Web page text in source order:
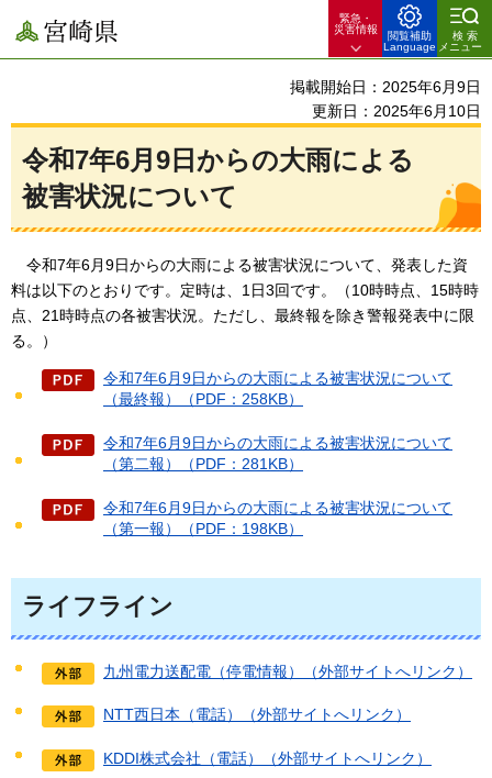
宮崎県
緊急・
災害情報
閲覧補助
Language
検索
メニュー
掲載開始日：2025年6月9日
更新日：2025年6月10日
令和7年6月9日からの大雨による
被害状況について
令和7年6月9日からの大雨による被害状況について、発表した資
料は以下のとおりです。定時は、1日3回です。（10時時点、15時時
点、21時時点の各被害状況。ただし、最終報を除き警報発表中に限
る。）
令和7年6月9日からの大雨による被害状況について
（最終報）（PDF：258KB）
令和7年6月9日からの大雨による被害状況について
（第二報）（PDF：281KB）
令和7年6月9日からの大雨による被害状況について
（第一報）（PDF：198KB）
ライフライン
九州電力送配電（停電情報）（外部サイトへリンク）
NTT西日本（電話）（外部サイトへリンク）
KDDI株式会社（電話）（外部サイトへリンク）